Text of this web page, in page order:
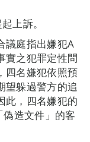
上訴。
議庭指出嫌犯A
實之犯罪定性問
四名嫌犯依照預
望躲過警方的追
此，四名嫌犯的
造文件」的客